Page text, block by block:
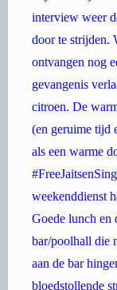
interview weer
door te strijden.
ontvangen nog
gevangenis
citroen. De
(en geruime tijd
als een warme
weekenddienst
Goede lunch en
bar/poolhall die
aan de bar
bloedstollende